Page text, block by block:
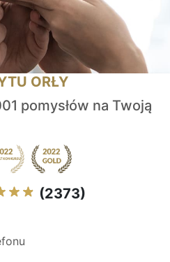
ORŁY
pomysłów na Twoją
(2373)